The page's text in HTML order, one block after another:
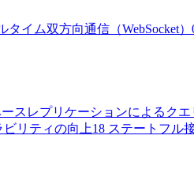
タイム双方向通信（WebSocket）
スレプリケーションによるクエ
リティの向上18 ステートフル